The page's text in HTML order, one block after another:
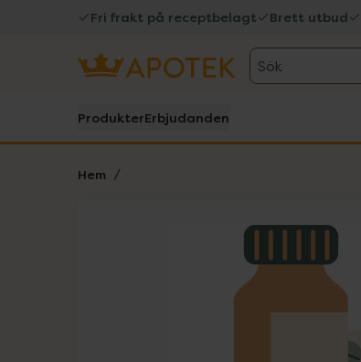
Fri frakt på receptbelagt Brett utbud
Sök
ProdukterErbjudanden
Hem
Lista: . Innehåller 1 objekt.